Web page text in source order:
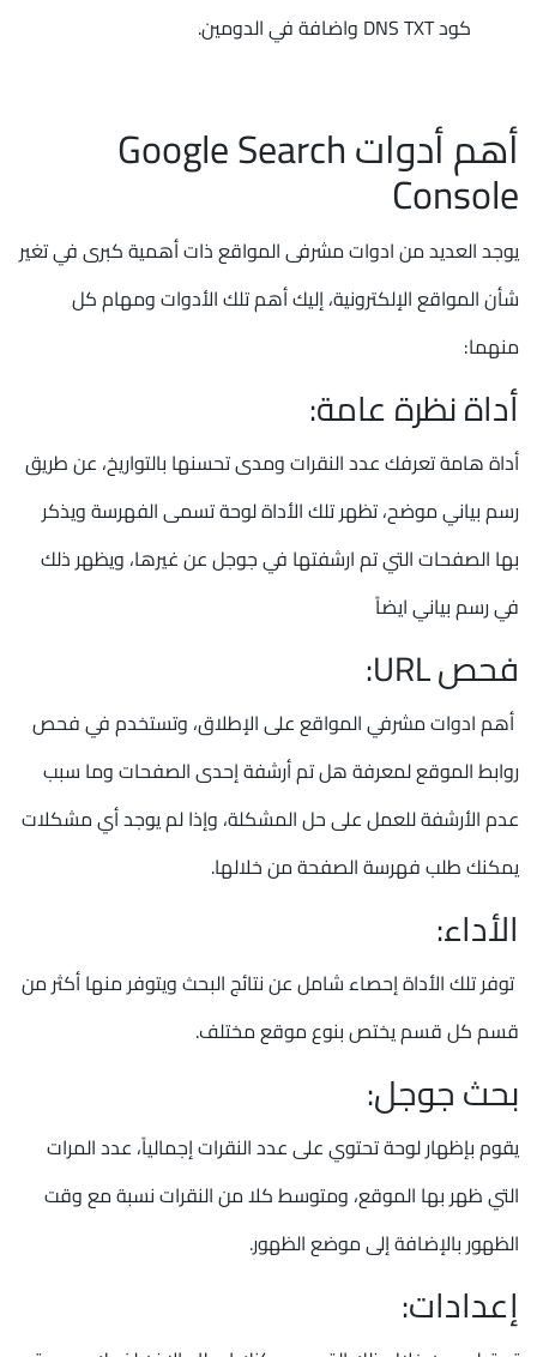
كود DNS TXT واضافة في الدومين.
أهم أدوات Google Search
Console
يوجد العديد من ادوات مشرفى المواقع ذات أهمية كبرى في تغير
شأن المواقع الإلكترونية، إليك أهم تلك الأدوات ومهام كل
منهما:
أداة نظرة عامة:
أداة هامة تعرفك عدد النقرات ومدى تحسنها بالتواريخ، عن طريق
رسم بياني موضح، تظهر تلك الأداة لوحة تسمى الفهرسة ويذكر
بها الصفحات التي تم ارشفتها في جوجل عن غيرها، ويظهر ذلك
في رسم بياني ايضاً
فحص URL:
أهم ادوات مشرفي المواقع على الإطلاق، وتستخدم في فحص
روابط الموقع لمعرفة هل تم أرشفة إحدى الصفحات وما سبب
عدم الأرشفة للعمل على حل المشكلة، وإذا لم يوجد أي مشكلات
يمكنك طلب فهرسة الصفحة من خلالها.
الأداء:
توفر تلك الأداة إحصاء شامل عن نتائج البحث ويتوفر منها أكثر من
قسم كل قسم يختص بنوع موقع مختلف.
بحث جوجل:
يقوم بإظهار لوحة تحتوي على عدد النقرات إجمالياً، عدد المرات
التي ظهر بها الموقع، ومتوسط كلا من النقرات نسبة مع وقت
الظهور بالإضافة إلى موضع الظهور.
إعدادات: